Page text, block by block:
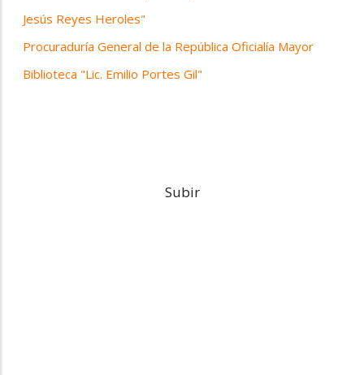
Jesús Reyes Heroles"
Procuraduría General de la República Oficialía Mayor
Biblioteca "Lic. Emilio Portes Gil"
Subir